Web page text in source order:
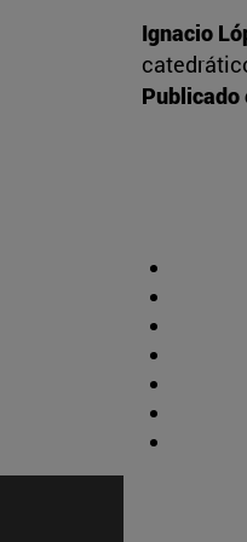
Ignacio
Publicado